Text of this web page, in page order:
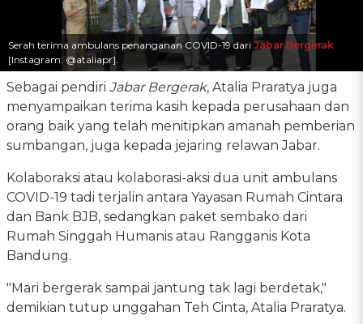
Serah terima ambulans penanganan COVID-19 dari Jabar Bergerak
[Instagram: @ataliapr].
Sebagai pendiri Jabar Bergerak, Atalia Praratya juga
menyampaikan terima kasih kepada perusahaan dan
orang baik yang telah menitipkan amanah pemberian
sumbangan, juga kepada jejaring relawan Jabar.
Kolaboraksi atau kolaborasi-aksi dua unit ambulans
COVID-19 tadi terjalin antara Yayasan Rumah Cintara
dan Bank BJB, sedangkan paket sembako dari
Rumah Singgah Humanis atau Rangganis Kota
Bandung.
"Mari bergerak sampai jantung tak lagi berdetak,"
demikian tutup unggahan Teh Cinta, Atalia Praratya.